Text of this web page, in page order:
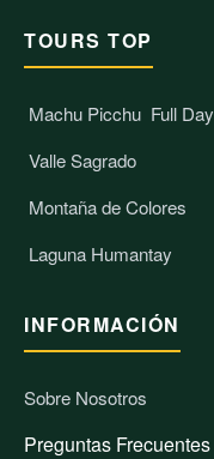
TOURS TOP
Machu Picchu Full Day
Valle Sagrado
Montaña de Colores
Laguna Humantay
INFORMACIÓN
Sobre Nosotros
Preguntas Frecuentes